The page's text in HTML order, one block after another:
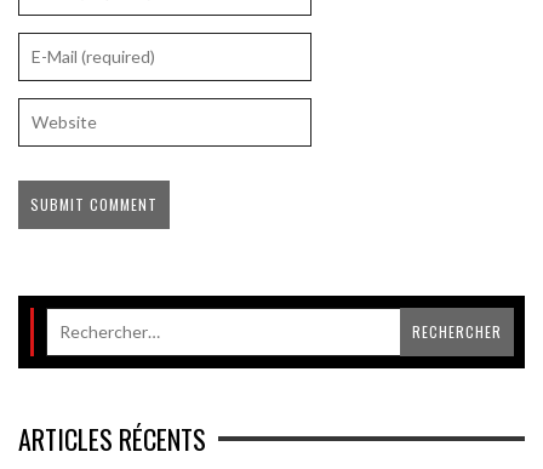
ARTICLES RÉCENTS